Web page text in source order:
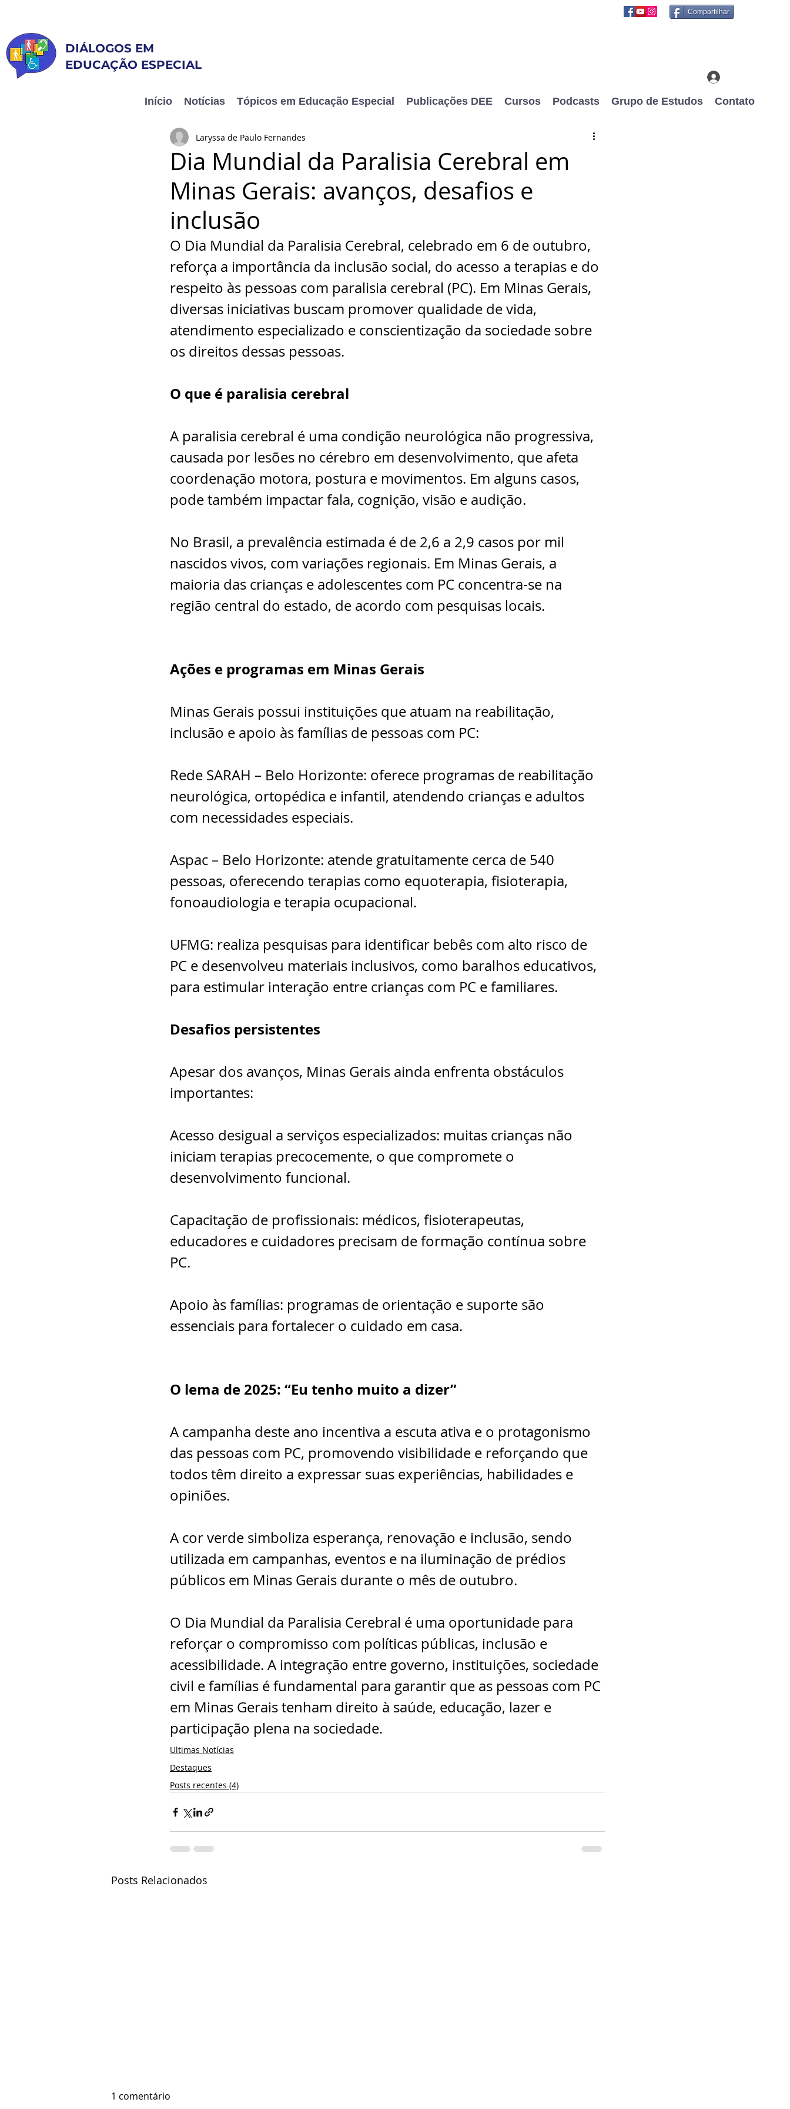
Compartilhar
DIÁLOGOS EM
EDUCAÇÃO ESPECIAL
Início Notícias Tópicos em Educação Especial Publicações DEE Cursos Podcasts Grupo de Estudos Contato
Dia Mundial da Paralisia Cerebral em
Minas Gerais: avanços, desafios e
inclusão
Laryssa de Paulo Fernandes
O Dia Mundial da Paralisia Cerebral, celebrado em 6 de outubro,
reforça a importância da inclusão social, do acesso a terapias e do
respeito às pessoas com paralisia cerebral (PC). Em Minas Gerais,
diversas iniciativas buscam promover qualidade de vida,
atendimento especializado e conscientização da sociedade sobre
os direitos dessas pessoas.
O que é paralisia cerebral
A paralisia cerebral é uma condição neurológica não progressiva,
causada por lesões no cérebro em desenvolvimento, que afeta
coordenação motora, postura e movimentos. Em alguns casos,
pode também impactar fala, cognição, visão e audição.
No Brasil, a prevalência estimada é de 2,6 a 2,9 casos por mil
nascidos vivos, com variações regionais. Em Minas Gerais, a
maioria das crianças e adolescentes com PC concentra-se na
região central do estado, de acordo com pesquisas locais.
Ações e programas em Minas Gerais
Minas Gerais possui instituições que atuam na reabilitação,
inclusão e apoio às famílias de pessoas com PC:
Rede SARAH – Belo Horizonte: oferece programas de reabilitação
neurológica, ortopédica e infantil, atendendo crianças e adultos
com necessidades especiais.
Aspac – Belo Horizonte: atende gratuitamente cerca de 540
pessoas, oferecendo terapias como equoterapia, fisioterapia,
fonoaudiologia e terapia ocupacional.
UFMG: realiza pesquisas para identificar bebês com alto risco de
PC e desenvolveu materiais inclusivos, como baralhos educativos,
para estimular interação entre crianças com PC e familiares.
Desafios persistentes
Apesar dos avanços, Minas Gerais ainda enfrenta obstáculos
importantes:
Acesso desigual a serviços especializados: muitas crianças não
iniciam terapias precocemente, o que compromete o
desenvolvimento funcional.
Capacitação de profissionais: médicos, fisioterapeutas,
educadores e cuidadores precisam de formação contínua sobre
PC.
Apoio às famílias: programas de orientação e suporte são
essenciais para fortalecer o cuidado em casa.
O lema de 2025: “Eu tenho muito a dizer”
A campanha deste ano incentiva a escuta ativa e o protagonismo
das pessoas com PC, promovendo visibilidade e reforçando que
todos têm direito a expressar suas experiências, habilidades e
opiniões.
A cor verde simboliza esperança, renovação e inclusão, sendo
utilizada em campanhas, eventos e na iluminação de prédios
públicos em Minas Gerais durante o mês de outubro.
O Dia Mundial da Paralisia Cerebral é uma oportunidade para
reforçar o compromisso com políticas públicas, inclusão e
acessibilidade. A integração entre governo, instituições, sociedade
civil e famílias é fundamental para garantir que as pessoas com PC
em Minas Gerais tenham direito à saúde, educação, lazer e
participação plena na sociedade.
Ultimas Notícias
Destaques
Posts recentes (4)
Posts Relacionados
1 comentário